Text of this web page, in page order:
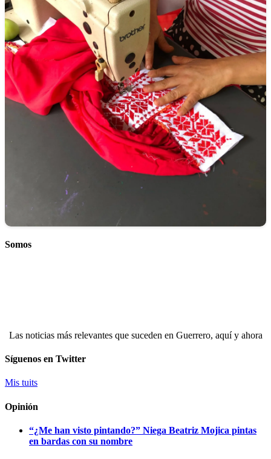
Somos
Las noticias más relevantes que suceden en Guerrero, aquí y ahora
Síguenos en Twitter
Mis tuits
Opinión
“¿Me han visto pintando?” Niega Beatriz Mojica pintas
en bardas con su nombre